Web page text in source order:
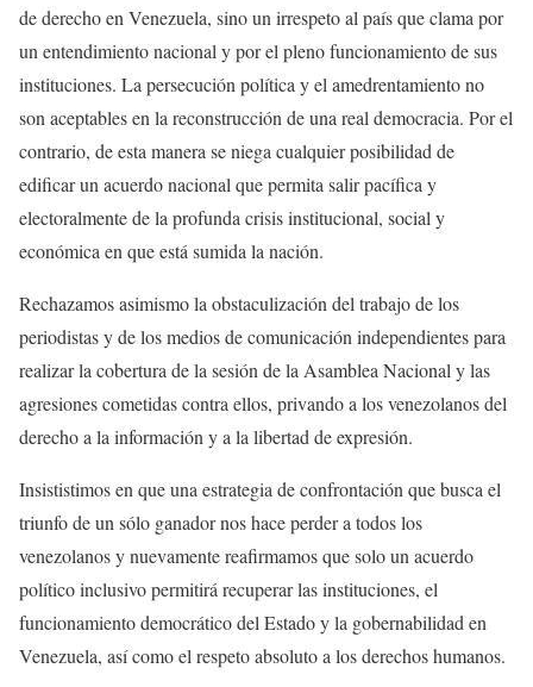
de derecho en Venezuela, sino un irrespeto al país que clama por
un entendimiento nacional y por el pleno funcionamiento de sus
instituciones. La persecución política y el amedrentamiento no
son aceptables en la reconstrucción de una real democracia. Por el
contrario, de esta manera se niega cualquier posibilidad de
edificar un acuerdo nacional que permita salir pacífica y
electoralmente de la profunda crisis institucional, social y
económica en que está sumida la nación.
Rechazamos asimismo la obstaculización del trabajo de los
periodistas y de los medios de comunicación independientes para
realizar la cobertura de la sesión de la Asamblea Nacional y las
agresiones cometidas contra ellos, privando a los venezolanos del
derecho a la información y a la libertad de expresión.
Insististimos en que una estrategia de confrontación que busca el
triunfo de un sólo ganador nos hace perder a todos los
venezolanos y nuevamente reafirmamos que solo un acuerdo
político inclusivo permitirá recuperar las instituciones, el
funcionamiento democrático del Estado y la gobernabilidad en
Venezuela, así como el respeto absoluto a los derechos humanos.